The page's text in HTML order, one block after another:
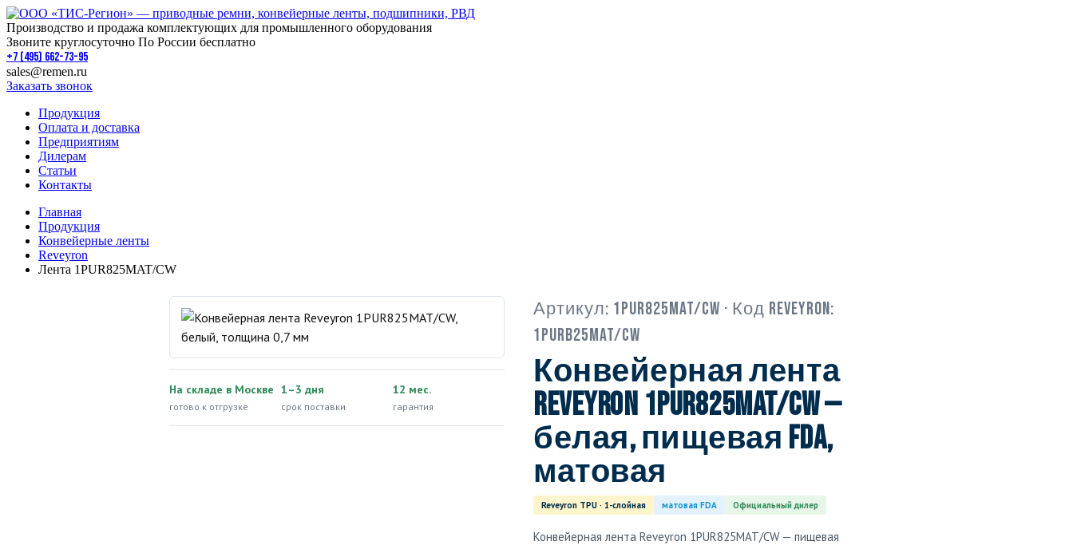
Производство и продажа комплектующих для промышленного оборудования
Звоните круглосуточно По России бесплатно
+7 (495) 662-73-95
sales@remen.ru
Заказать звонок
Продукция
Оплата и доставка
Предприятиям
Дилерам
Статьи
Контакты
Главная
Продукция
Конвейерные ленты
Reveyron
Лента 1PUR825MAT/CW
На складе в Москве
готово к отгрузке
1–3 дня
срок поставки
12 мес.
гарантия
Артикул: 1PUR825MAT/CW · Код Reveyron:
1PURB25MAT/CW
Конвейерная лента
Reveyron 1PUR825MAT/CW —
белая, пищевая FDA,
матовая
Reveyron TPU · 1-слойная матовая FDA Официальный дилер
Конвейерная лента Reveyron 1PUR825MAT/CW — пищевая